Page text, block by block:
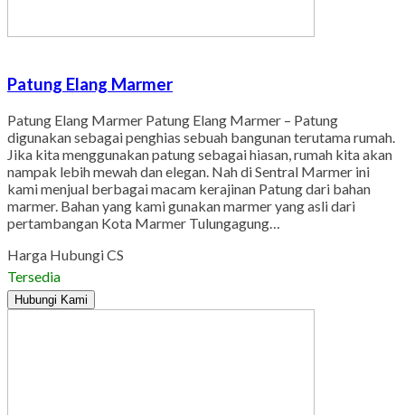
Patung Elang Marmer
Patung Elang Marmer Patung Elang Marmer – Patung
digunakan sebagai penghias sebuah bangunan terutama rumah.
Jika kita menggunakan patung sebagai hiasan, rumah kita akan
nampak lebih mewah dan elegan. Nah di Sentral Marmer ini
kami menjual berbagai macam kerajinan Patung dari bahan
marmer. Bahan yang kami gunakan marmer yang asli dari
pertambangan Kota Marmer Tulungagung…
Harga Hubungi CS
Tersedia
Hubungi Kami